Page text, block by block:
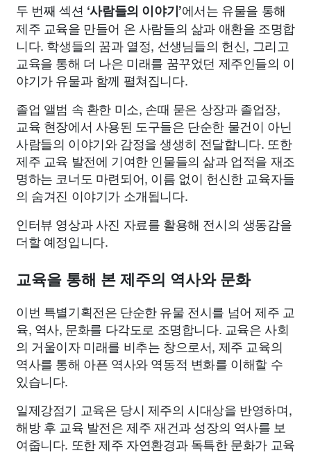
두 번째 섹션 ‘사람들의 이야기’에서는 유물을 통해
제주 교육을 만들어 온 사람들의 삶과 애환을 조명합
니다. 학생들의 꿈과 열정, 선생님들의 헌신, 그리고
교육을 통해 더 나은 미래를 꿈꾸었던 제주인들의 이
야기가 유물과 함께 펼쳐집니다.
졸업 앨범 속 환한 미소, 손때 묻은 상장과 졸업장,
교육 현장에서 사용된 도구들은 단순한 물건이 아닌
사람들의 이야기와 감정을 생생히 전달합니다. 또한
제주 교육 발전에 기여한 인물들의 삶과 업적을 재조
명하는 코너도 마련되어, 이름 없이 헌신한 교육자들
의 숨겨진 이야기가 소개됩니다.
인터뷰 영상과 사진 자료를 활용해 전시의 생동감을
더할 예정입니다.
교육을 통해 본 제주의 역사와 문화
이번 특별기획전은 단순한 유물 전시를 넘어 제주 교
육, 역사, 문화를 다각도로 조명합니다. 교육은 사회
의 거울이자 미래를 비추는 창으로서, 제주 교육의
역사를 통해 아픈 역사와 역동적 변화를 이해할 수
있습니다.
일제강점기 교육은 당시 제주의 시대상을 반영하며,
해방 후 교육 발전은 제주 재건과 성장의 역사를 보
여줍니다. 또한 제주 자연환경과 독특한 문화가 교육